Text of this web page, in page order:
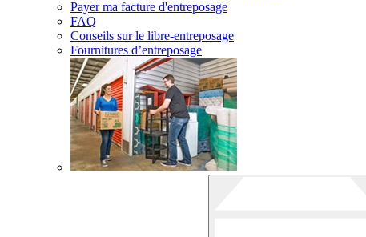
Payer ma facture d'entreposage
FAQ
Conseils sur le libre-entreposage
Fournitures d’entreposage